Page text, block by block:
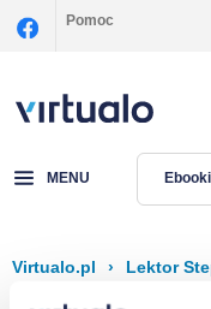
Pomoc
MENU Ebooki
Virtualo.pl › Lektor